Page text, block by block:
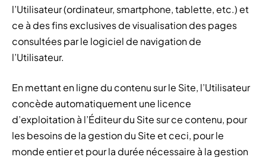
l’Utilisateur (ordinateur, smartphone, tablette, etc.) et
ce à des fins exclusives de visualisation des pages
consultées par le logiciel de navigation de
l’Utilisateur.
En mettant en ligne du contenu sur le Site, l’Utilisateur
concède automatiquement une licence
d’exploitation à l’Éditeur du Site sur ce contenu, pour
les besoins de la gestion du Site et ceci, pour le
monde entier et pour la durée nécessaire à la gestion